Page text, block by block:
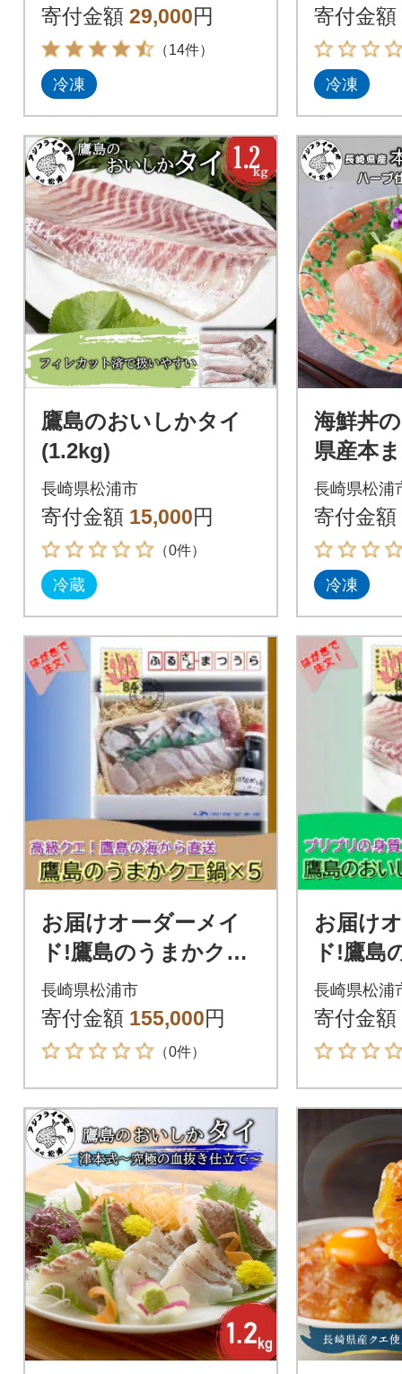
寄付金額 29,000円
（14件）
冷凍
寄付金額
冷凍
鷹島のおいしかタイ
(1.2kg)
長崎県松浦市
寄付金額 15,000円
（0件）
冷蔵
海鮮丼
県産本
仕立て
ト2種
長崎県松浦
寄付金額
冷凍
お届けオーダーメイ
ド!鷹島のうまかクエ
鍋用×5
長崎県松浦市
寄付金額 155,000円
（0件）
お届け
ド!鷹島
1.2kg×5
長崎県松浦
寄付金額